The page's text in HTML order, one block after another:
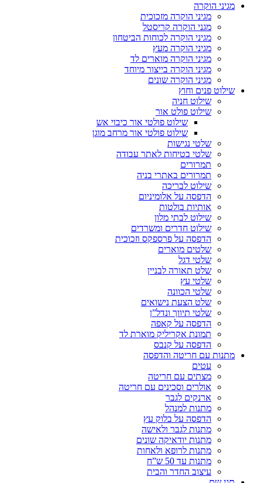
מגיני הוקרה
מגיני הוקרה מזכוכית
מגני הוקרה קריסטל
מגיני הוקרה לכוחות הביטחון
מגיני הוקרה מעץ
מגיני הוקרה מוארים לד
מגיני הוקרה בייצור מיוחד
מגיני הוקרה שונים
שילוט פנים וחוץ
שילוט חניה
שילוט פולט אור
שילוט פולטי אור כיבוי אש
שילוט פולטי אור מרחב מוגן
שלטי נגישות
שלטי בטיחות לאתר עבודה
תמרורים
תמרורים באתרי בניה
שילוט לבריכה
הדפסה על אלומיניום
אותיות בולטות
שילוט לבתי מלון
שילוט חדרים ומשרדים
הדפסה על פרספקס וזכוכית
שלטים מוארים
שלטי דגל
שלט תאורה לבניין
שלטי עץ
שלטי הכוונה
שלט הצעת נישואים
שלטי תיווך ונדל”ן
הדפסה על קאפה
תמונת אקריליק מוארת לד
הדפסה על קנבס
מתנות עם חריטה והדפסה
עטים
מצתים עם חריטה
אולרים וסכינים עם חריטה
ארנקים לגבר
מתנות למנהל
הדפסה על בלוק עץ
מתנות לגבר ולאישה
מתנות יודאיקה שונים
מתנות לרופא ולאחות
מתנות עד 50 ש”ח
עיצוב החדר והבית